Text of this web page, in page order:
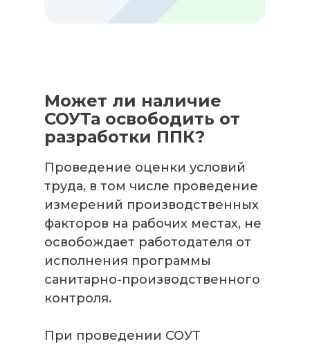
Проведение оценки условий
труда, в том числе проведение
измерений производственных
факторов на рабочих местах, не
освобождает работодателя от
исполнения программы
санитарно-производственного
контроля.
При проведении СОУТ
Может ли наличие
СОУТа освободить от
разработки ППК?